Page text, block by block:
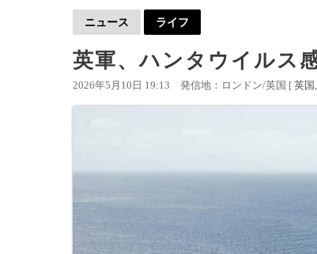
ニュース ライフ
英軍、ハンタウイルス
2026年5月10日 19:13 発信地：ロンドン/英国 [ 英国